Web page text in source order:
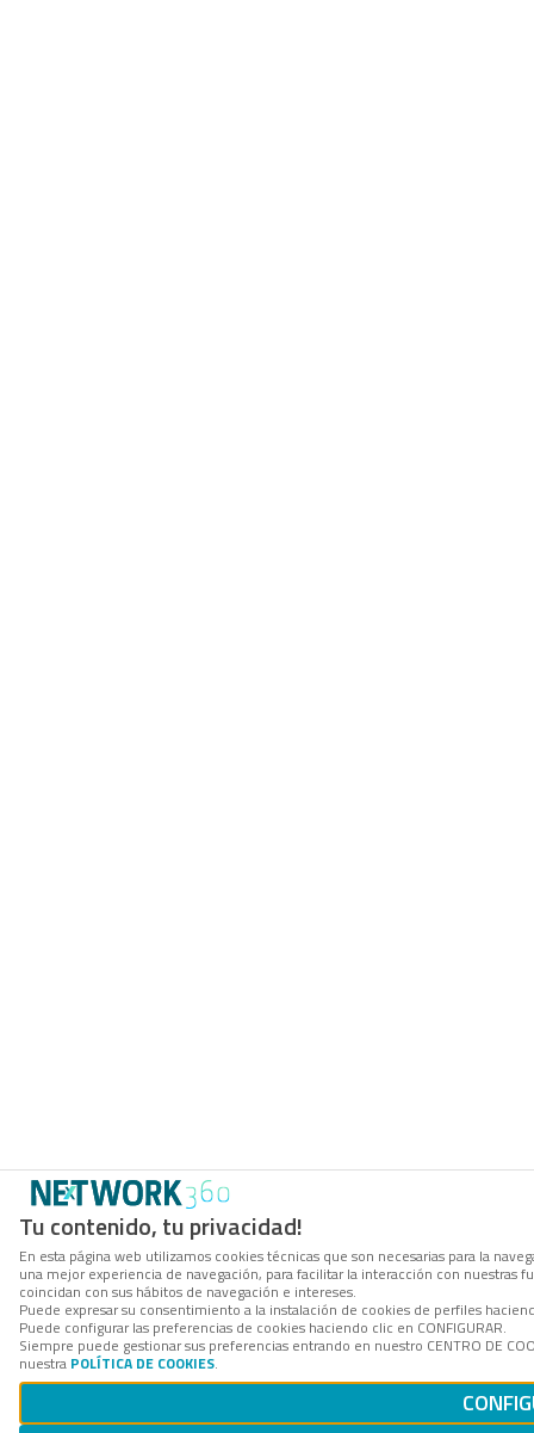
Tu contenido, tu privacidad!
En esta página web utilizamos cookies técnicas que son necesarias para la
una mejor experiencia de navegación, para facilitar la interacción con
coincidan con sus hábitos de navegación e intereses.
Puede expresar su consentimiento a la instalación de cookies de perfiles
Puede configurar las preferencias de cookies haciendo clic en CONFIGURAR.
Siempre puede gestionar sus preferencias entrando en nuestro CENTRO DE
nuestra POLÍTICA DE COOKIES.